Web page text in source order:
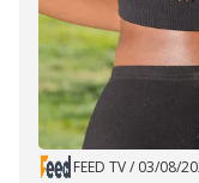
FEED TV/ 03/08/